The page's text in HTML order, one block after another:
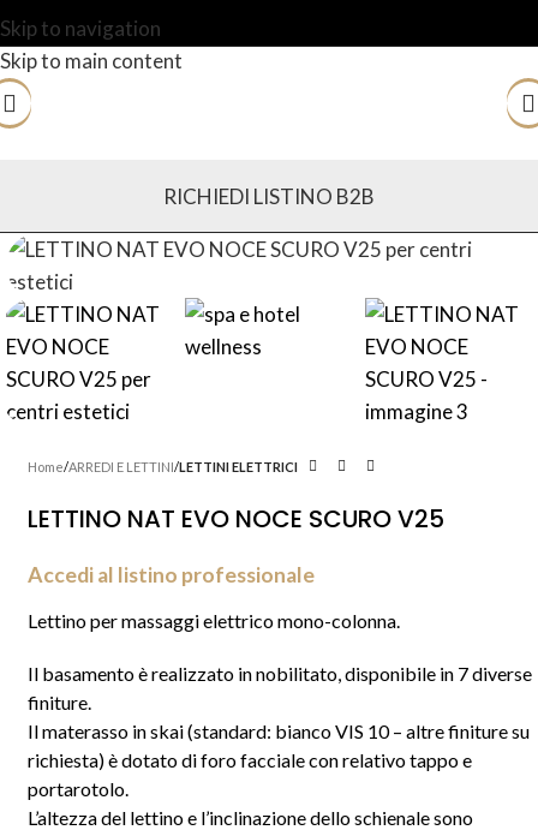
Skip to navigation
Skip to main content
RICHIEDI LISTINO B2B
Home ARREDI E LETTINI LETTINI ELETTRICI
LETTINO NAT EVO NOCE SCURO V25
Accedi al listino professionale
Lettino per massaggi elettrico mono-colonna.
Il basamento è realizzato in nobilitato, disponibile in 7 diverse
finiture.
Il materasso in skai (standard: bianco VIS 10 – altre finiture su
richiesta) è dotato di foro facciale con relativo tappo e
portarotolo.
L’altezza del lettino e l’inclinazione dello schienale sono